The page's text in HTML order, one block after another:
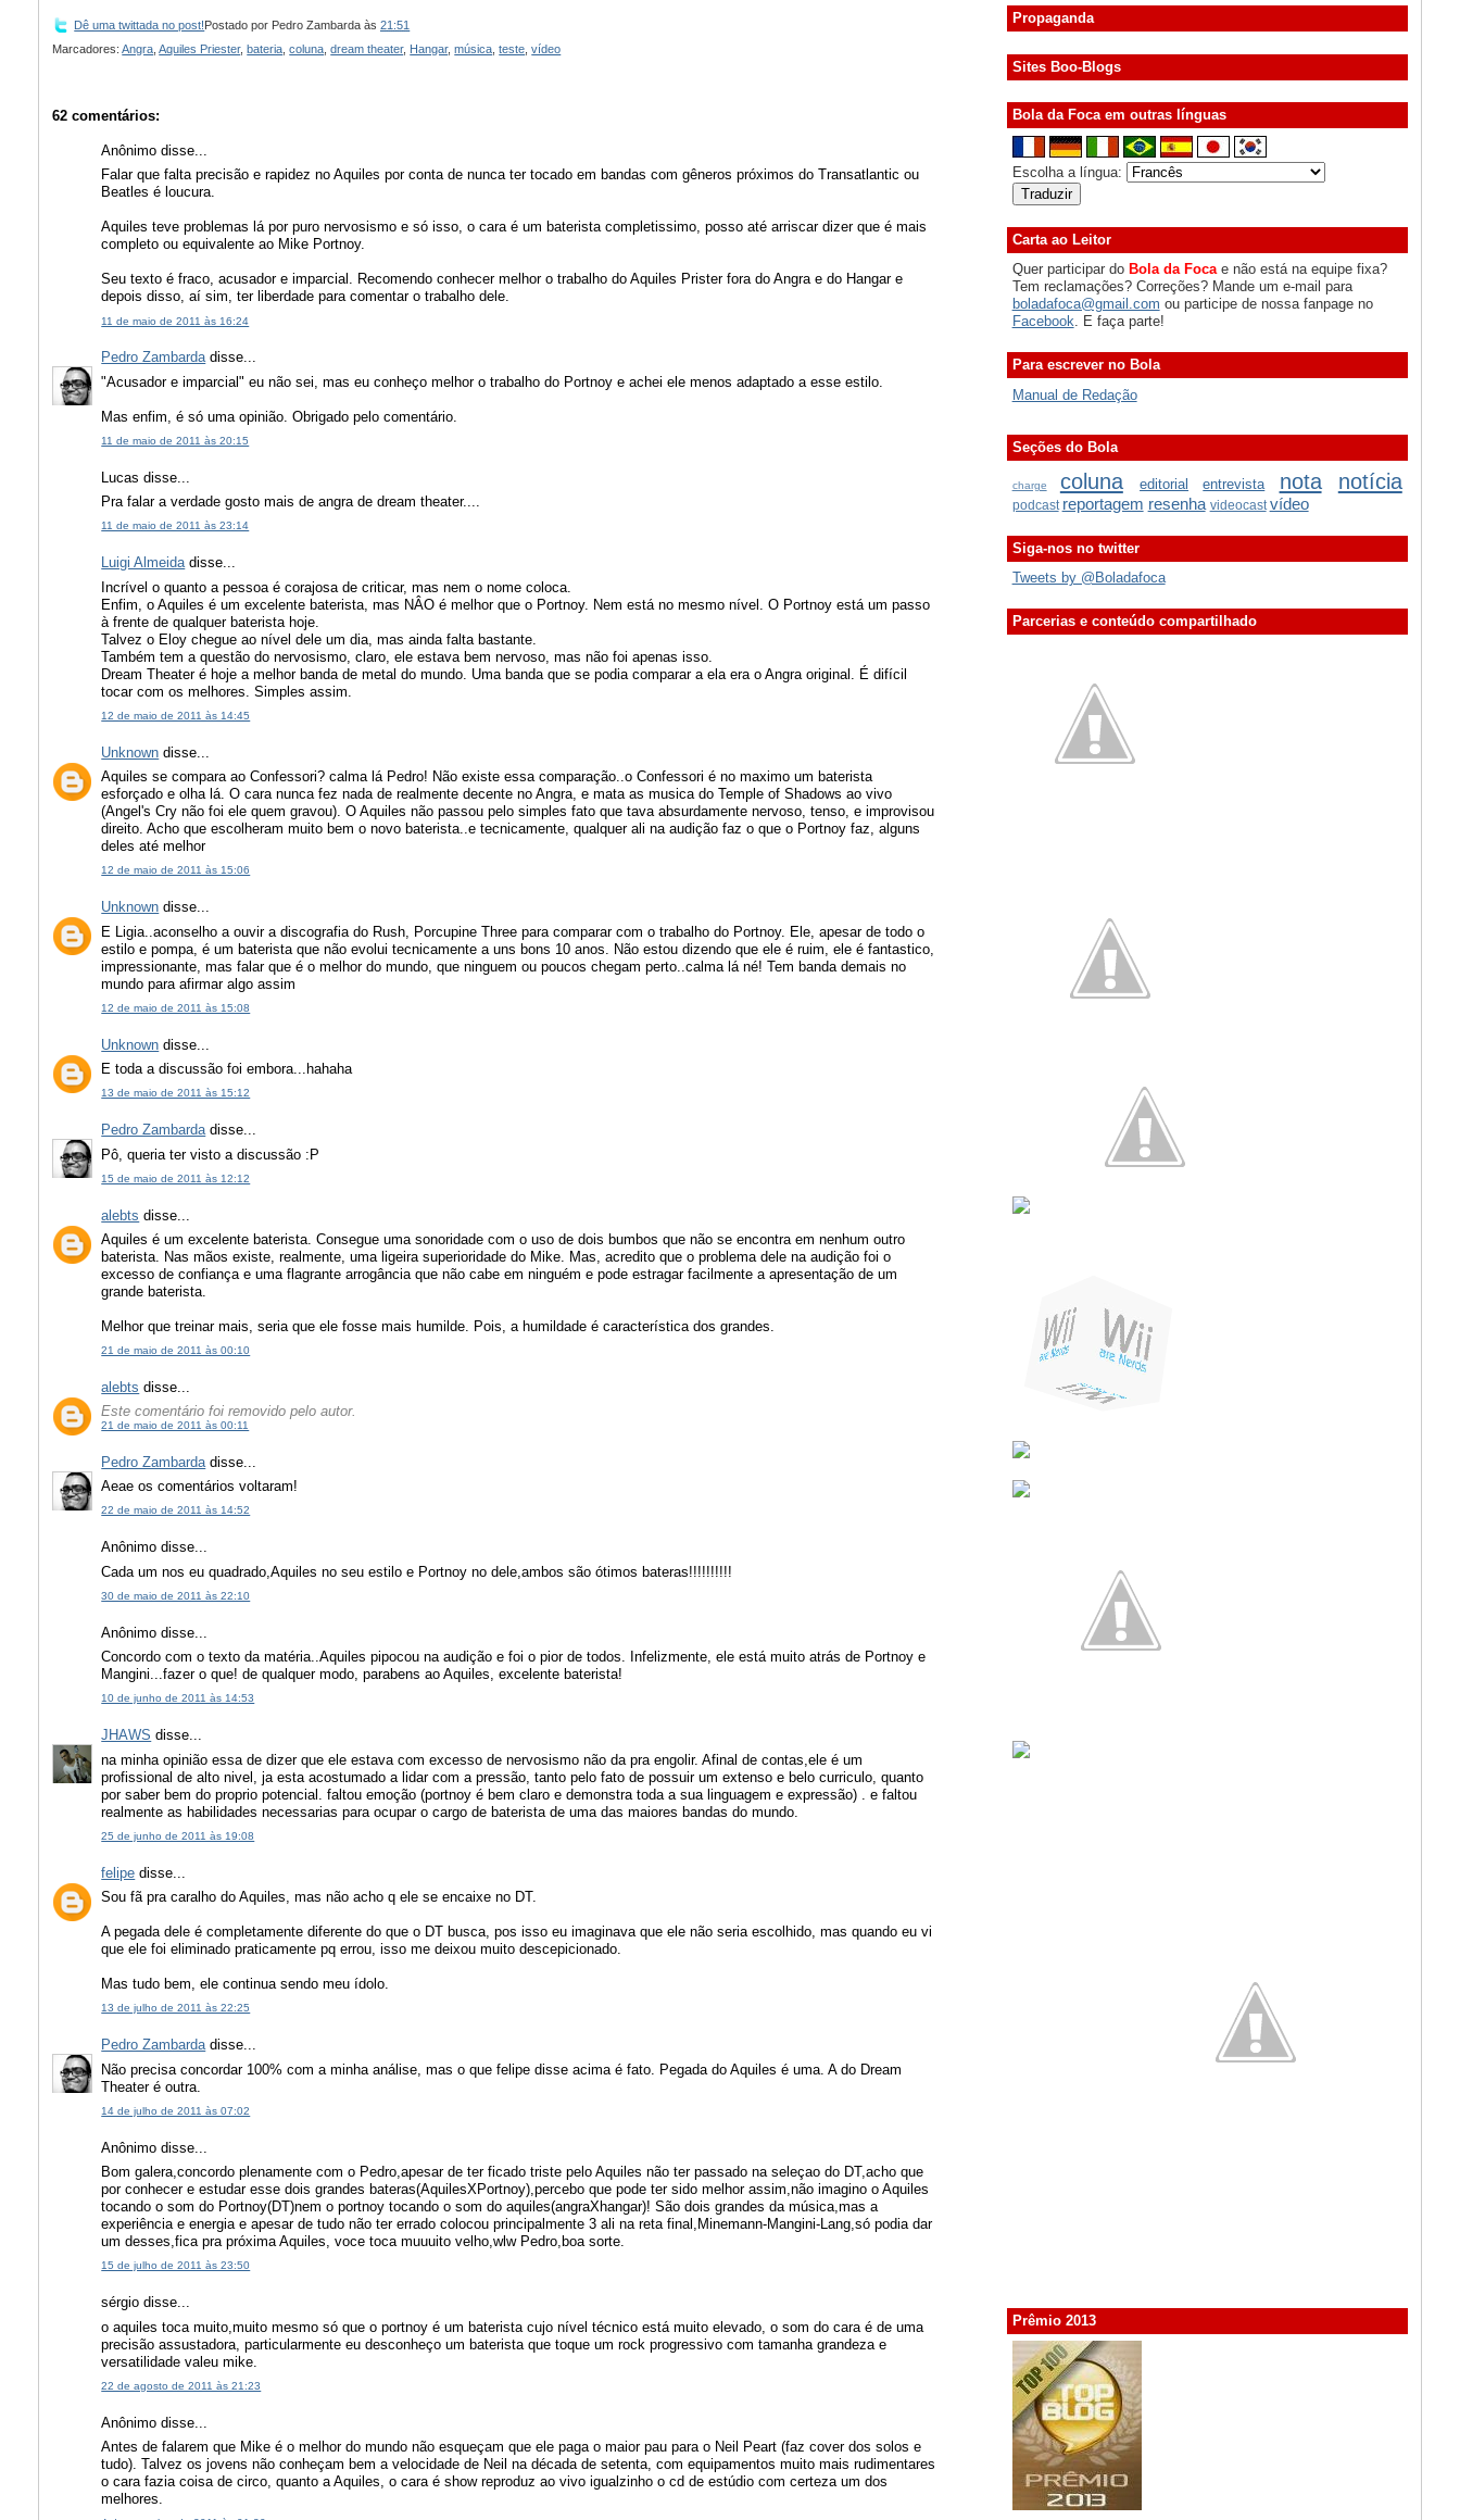
Dê uma twittada no post!Postado por Pedro Zambarda às21:51
Marcadores:Angra ,Aquiles Priester, bateria ,coluna ,dream theater, Hangar,música ,teste ,vídeo
62 comentários:
Anônimo disse...
Falar que falta precisão e rapidez no Aquiles por conta de nunca ter tocado em bandas com gêneros próximos do Transatlantic ou
Beatles é loucura.
Aquiles teve problemas lá por puro nervosismo e só isso, o cara é um baterista completissimo, posso até arriscar dizer que é mais
completo ou equivalente ao Mike Portnoy.
Seu texto é fraco, acusador e imparcial. Recomendo conhecer melhor o trabalho do Aquiles Prister fora do Angra e do Hangar e
depois disso, aí sim, ter liberdade para comentar o trabalho dele.
11 de maio de 2011 às 16:24
Pedro Zambardadisse...
"Acusador e imparcial" eu não sei, mas eu conheço melhor o trabalho do Portnoy e achei ele menos adaptado a esse estilo.
Mas enfim, é só uma opinião. Obrigado pelo comentário.
11 de maio de 2011 às 20:15
Lucas disse...
Pra falar a verdade gosto mais de angra de dream theater....
11 de maio de 2011 às 23:14
Luigi Almeidadisse...
Incrível o quanto a pessoa é corajosa de criticar, mas nem o nome coloca.
Enfim, o Aquiles é um excelente baterista, mas NÂO é melhor que o Portnoy. Nem está no mesmo nível. O Portnoy está um passo
à frente de qualquer baterista hoje.
Talvez o Eloy chegue ao nível dele um dia, mas ainda falta bastante.
Também tem a questão do nervosismo, claro, ele estava bem nervoso, mas não foi apenas isso.
Dream Theater é hoje a melhor banda de metal do mundo. Uma banda que se podia comparar a ela era o Angra original. É difícil
tocar com os melhores. Simples assim.
12 de maio de 2011 às 14:45
Unknown disse...
Aquiles se compara ao Confessori? calma lá Pedro! Não existe essa comparação..o Confessori é no maximo um baterista
esforçado e olha lá. O cara nunca fez nada de realmente decente no Angra, e mata as musica do Temple of Shadows ao vivo
(Angel's Cry não foi ele quem gravou). O Aquiles não passou pelo simples fato que tava absurdamente nervoso, tenso, e improvisou
direito. Acho que escolheram muito bem o novo baterista..e tecnicamente, qualquer ali na audição faz o que o Portnoy faz, alguns
deles até melhor
12 de maio de 2011 às 15:06
Unknown disse...
E Ligia..aconselho a ouvir a discografia do Rush, Porcupine Three para comparar com o trabalho do Portnoy. Ele, apesar de todo o
estilo e pompa, é um baterista que não evolui tecnicamente a uns bons 10 anos. Não estou dizendo que ele é ruim, ele é fantastico,
impressionante, mas falar que é o melhor do mundo, que ninguem ou poucos chegam perto..calma lá né! Tem banda demais no
mundo para afirmar algo assim
12 de maio de 2011 às 15:08
Unknown disse...
E toda a discussão foi embora...hahaha
13 de maio de 2011 às 15:12
Pedro Zambardadisse...
Pô, queria ter visto a discussão :P
15 de maio de 2011 às 12:12
alebts disse...
Aquiles é um excelente baterista. Consegue uma sonoridade com o uso de dois bumbos que não se encontra em nenhum outro
baterista. Nas mãos existe, realmente, uma ligeira superioridade do Mike. Mas, acredito que o problema dele na audição foi o
excesso de confiança e uma flagrante arrogância que não cabe em ninguém e pode estragar facilmente a apresentação de um
grande baterista.
Melhor que treinar mais, seria que ele fosse mais humilde. Pois, a humildade é característica dos grandes.
21 de maio de 2011 às 00:10
alebts disse...
Este comentário foi removido pelo autor.
21 de maio de 2011 às 00:11
Pedro Zambarda disse...
Aeae os comentários voltaram!
22 de maio de 2011 às 14:52
Anônimo disse...
Cada um nos eu quadrado,Aquiles no seu estilo e Portnoy no dele,ambos são ótimos bateras!!!!!!!!!!
30 de maio de 2011 às 22:10
Anônimo disse...
Concordo com o texto da matéria..Aquiles pipocou na audição e foi o pior de todos. Infelizmente, ele está muito atrás de Portnoy e
Mangini...fazer o que! de qualquer modo, parabens ao Aquiles, excelente baterista!
10 de junho de 2011 às 14:53
JHAWS disse...
na minha opinião essa de dizer que ele estava com excesso de nervosismo não da pra engolir. Afinal de contas,ele é um
profissional de alto nivel, ja esta acostumado a lidar com a pressão, tanto pelo fato de possuir um extenso e belo curriculo, quanto
por saber bem do proprio potencial. faltou emoção (portnoy é bem claro e demonstra toda a sua linguagem e expressão) . e faltou
realmente as habilidades necessarias para ocupar o cargo de baterista de uma das maiores bandas do mundo.
25 de junho de 2011 às 19:08
felipe disse...
Sou fã pra caralho do Aquiles, mas não acho q ele se encaixe no DT.
A pegada dele é completamente diferente do que o DT busca, pos isso eu imaginava que ele não seria escolhido, mas quando eu vi
que ele foi eliminado praticamente pq errou, isso me deixou muito descepicionado.
Mas tudo bem, ele continua sendo meu ídolo.
13 de julho de 2011 às 22:25
Pedro Zambardadisse...
Não precisa concordar 100% com a minha análise, mas o que felipe disse acima é fato. Pegada do Aquiles é uma. A do Dream
Theater é outra.
14 de julho de 2011 às 07:02
Anônimo disse...
Bom galera,concordo plenamente com o Pedro,apesar de ter ficado triste pelo Aquiles não ter passado na seleçao do DT,acho que
por conhecer e estudar esse dois grandes bateras(AquilesXPortnoy),percebo que pode ter sido melhor assim,não imagino o Aquiles
tocando o som do Portnoy(DT)nem o portnoy tocando o som do aquiles(angraXhangar)! São dois grandes da música,mas a
experiência e energia e apesar de tudo não ter errado colocou principalmente 3 ali na reta final,Minemann-Mangini-Lang,só podia dar
um desses,fica pra próxima Aquiles, voce toca muuuito velho,wlw Pedro,boa sorte.
15 de julho de 2011 às 23:50
sérgio disse...
o aquiles toca muito,muito mesmo só que o portnoy é um baterista cujo nível técnico está muito elevado, o som do cara é de uma
precisão assustadora, particularmente eu desconheço um baterista que toque um rock progressivo com tamanha grandeza e
versatilidade valeu mike.
22 de agosto de 2011 às 21:23
Anônimo disse...
Antes de falarem que Mike é o melhor do mundo não esqueçam que ele paga o maior pau para o Neil Peart (faz cover dos solos e
tudo). Talvez os jovens não conheçam bem a velocidade de Neil na década de setenta, com equipamentos muito mais rudimentares
o cara fazia coisa de circo, quanto a Aquiles, o cara é show reproduz ao vivo igualzinho o cd de estúdio com certeza um dos
melhores.
Propaganda
Sites Boo-Blogs
Bola da Foca em outras línguas
Escolha a língua:
Carta ao Leitor
Quer participar do Bola da Focae não está na equipe fixa?
Tem reclamações? Correções? Mande um e-mail para
boladafoca@gmail.com ou participe de nossa fanpage no
Facebook . E faça parte!
Para escrever no Bola
Manual de Redação
Seções do Bola
charge coluna editorial entrevista nota notícia
podcast reportagem resenha videocast vídeo
Siga-nos no twitter
Tweets by @Boladafoca
Parcerias e conteúdo compartilhado
Prêmio 2013